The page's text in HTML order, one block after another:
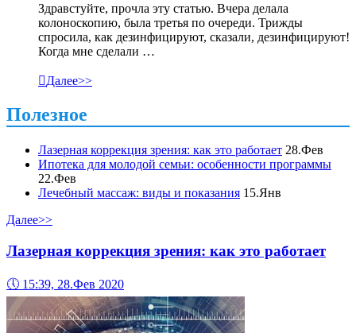
Здравстуйте, прочла эту статью. Вчера делала
колоноскопию, была третья по очереди. Трижды
спросила, как дезинфицируют, сказали, дезинфицируют!
Когда мне сделали …
Далее>>
Полезное
Лазерная коррекция зрения: как это работает 28.Фев
Ипотека для молодой семьи: особенности программы
22.Фев
Лечебный массаж: виды и показания 15.Янв
Далее>>
Лазерная коррекция зрения: как это работает
🕔 15:39, 28.Фев 2020